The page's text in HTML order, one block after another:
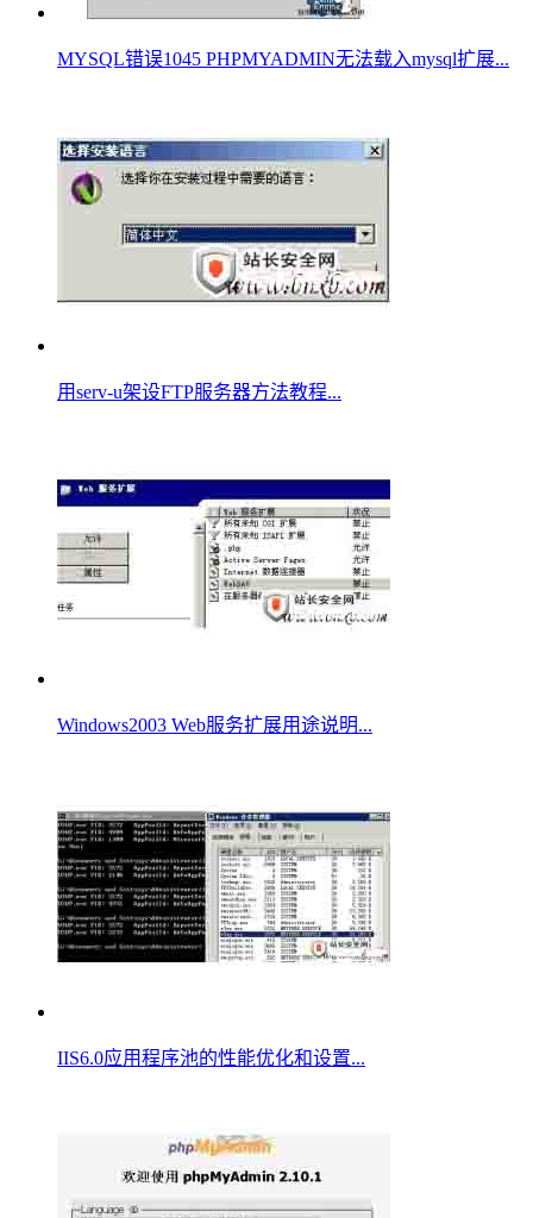
MYSQL错误1045 PHPMYADMIN无法载入mysql扩展...
用serv-u架设FTP服务器方法教程...
Windows2003 Web服务扩展用途说明...
IIS6.0应用程序池的性能优化和设置...